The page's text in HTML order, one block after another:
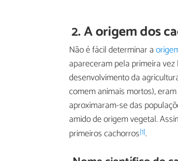
2. A origem dos
Não é fácil determinar a
apareceram pela primeira vez
desenvolvimento da
comem animais mortos),
aproximaram-se das
amido de origem vegetal.
primeiros cachorros[1].